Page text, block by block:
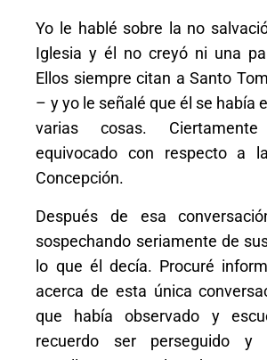
Yo le hablé sobre la no
Iglesia y él no creyó ni una
Ellos siempre citan a Santo
– y yo le señalé que él se había
varias cosas.
equivocado con respecto a
Concepción.
Después de esa
sospechando seriamente de
lo que él decía. Procuré
acerca de esta única
que había observado y
recuerdo ser perseguido y